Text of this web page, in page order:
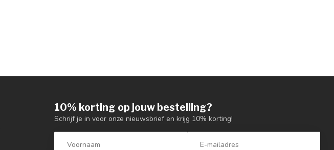
10% korting op jouw bestelling?
Schrijf je in voor onze nieuwsbrief en krijg 10% korting!